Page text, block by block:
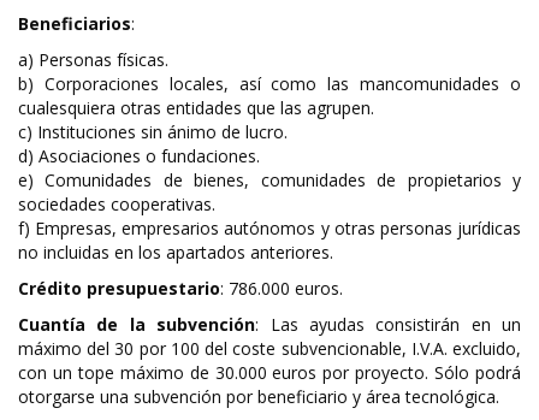
Beneficiarios:
a) Personas físicas.
b) Corporaciones locales, así como las mancomunidades o
cualesquiera otras entidades que las agrupen.
c) Instituciones sin ánimo de lucro.
d) Asociaciones o fundaciones.
e) Comunidades de bienes, comunidades de propietarios y
sociedades cooperativas.
f) Empresas, empresarios autónomos y otras personas jurídicas
no incluidas en los apartados anteriores.
Crédito presupuestario: 786.000 euros.
Cuantía de la subvención: Las ayudas consistirán en un
máximo del 30 por 100 del coste subvencionable, I.V.A. excluido,
con un tope máximo de 30.000 euros por proyecto. Sólo podrá
otorgarse una subvención por beneficiario y área tecnológica.